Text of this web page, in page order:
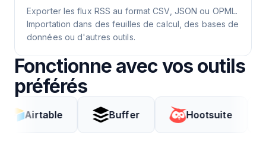
Exporter les flux RSS au format CSV, JSON ou OPML.
Importation dans des feuilles de calcul, des bases de
données ou d'autres outils.
Fonctionne avec vos outils
préférés
Buffer Hootsuite